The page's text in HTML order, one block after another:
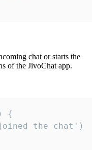
chat or starts the
of the JivoChat app.
{